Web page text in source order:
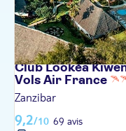
Club Lookéa
Vols Air France
Zanzibar
9,2/10 69 avis